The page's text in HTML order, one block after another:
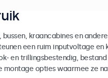
kraancabines en
een ruim inputvoltage en
en trillingsbestendig, bestand
opties waarmee ze